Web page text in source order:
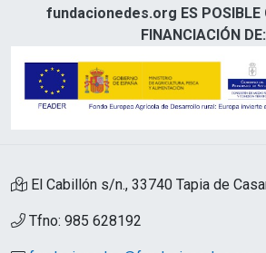
fundacionedes.org ES POSIBLE
FINANCIACIÓN DE:
El Cabillón s/n., 33740 Tapia de
Tfno: 985 628192